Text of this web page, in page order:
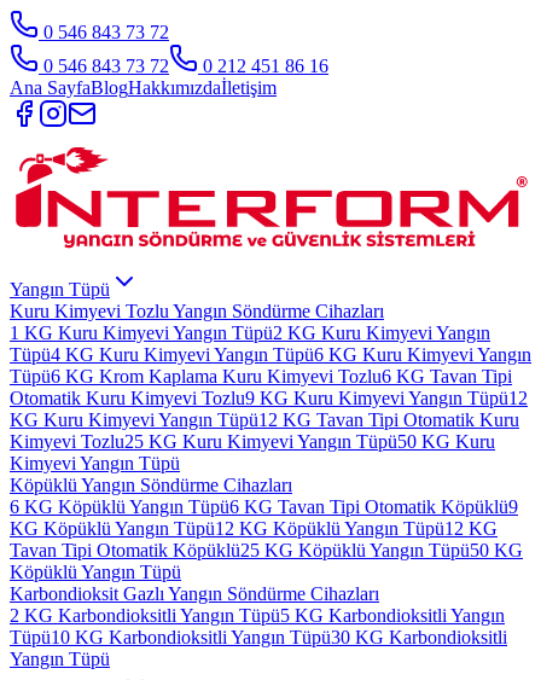
0 546 843 73 72
0 546 843 73 72
0 212 451 86 16
Ana SayfaBlogHakkımızdaİletişim
Yangın Tüpü
Kuru Kimyevi Tozlu Yangın Söndürme Cihazları
1 KG Kuru Kimyevi Yangın Tüpü2 KG Kuru Kimyevi Yangın
Tüpü4 KG Kuru Kimyevi Yangın Tüpü6 KG Kuru Kimyevi Yangın
Tüpü6 KG Krom Kaplama Kuru Kimyevi Tozlu6 KG Tavan Tipi
Otomatik Kuru Kimyevi Tozlu9 KG Kuru Kimyevi Yangın Tüpü12
KG Kuru Kimyevi Yangın Tüpü12 KG Tavan Tipi Otomatik Kuru
Kimyevi Tozlu25 KG Kuru Kimyevi Yangın Tüpü50 KG Kuru
Kimyevi Yangın Tüpü
Köpüklü Yangın Söndürme Cihazları
6 KG Köpüklü Yangın Tüpü6 KG Tavan Tipi Otomatik Köpüklü9
KG Köpüklü Yangın Tüpü12 KG Köpüklü Yangın Tüpü12 KG
Tavan Tipi Otomatik Köpüklü25 KG Köpüklü Yangın Tüpü50 KG
Köpüklü Yangın Tüpü
Karbondioksit Gazlı Yangın Söndürme Cihazları
2 KG Karbondioksitli Yangın Tüpü5 KG Karbondioksitli Yangın
Tüpü10 KG Karbondioksitli Yangın Tüpü30 KG Karbondioksitli
Yangın Tüpü